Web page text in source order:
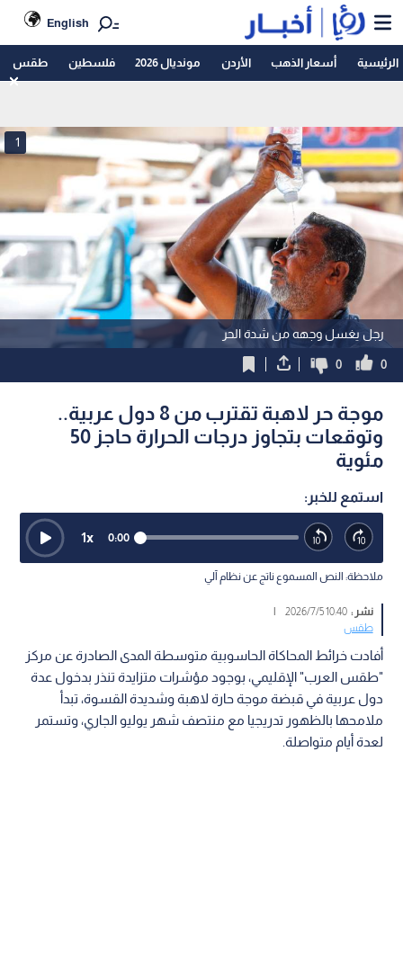
English
الرئيسية أسعار الذهب الأردن مونديال 2026 فلسطين طقس
رجل يغسل وجهه من شدة الحر
1
0
0
موجة حر لاهبة تقترب من 8 دول عربية..
وتوقعات بتجاوز درجات الحرارة حاجز 50
مئوية
استمع للخبر:
0:00
1x
ملاحظة: النص المسموع ناتج عن نظام آلي
نشر :10:40 2026/7/5
|
طقس
أفادت خرائط المحاكاة الحاسوبية متوسطة المدى الصادرة عن مركز
"طقس العرب" الإقليمي، بوجود مؤشرات متزايدة تنذر بدخول عدة
دول عربية في قبضة موجة حارة لاهبة وشديدة القسوة، تبدأ
ملامحها بالظهور تدريجيا مع منتصف شهر يوليو الجاري، وتستمر
لعدة أيام متواصلة.